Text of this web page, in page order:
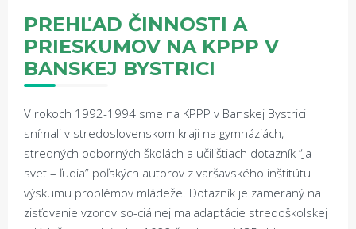
PREHĽAD ČINNOSTI A
PRIESKUMOV NA KPPP V
BANSKEJ BYSTRICI
V rokoch 1992-1994 sme na KPPP v Banskej Bystrici
snímali v stredoslovenskom kraji na gymnáziách,
stredných odborných školách a učilištiach dotazník “Ja-
svet – ľudia” poľských autorov z varšavského inštitútu
výskumu problémov mládeže. Dotazník je zameraný na
zisťovanie vzorov so-ciálnej maladaptácie stredoškolskej